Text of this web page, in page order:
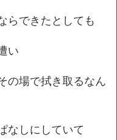
らできたとしても
い
の場で拭き取るなん
なしにしていて